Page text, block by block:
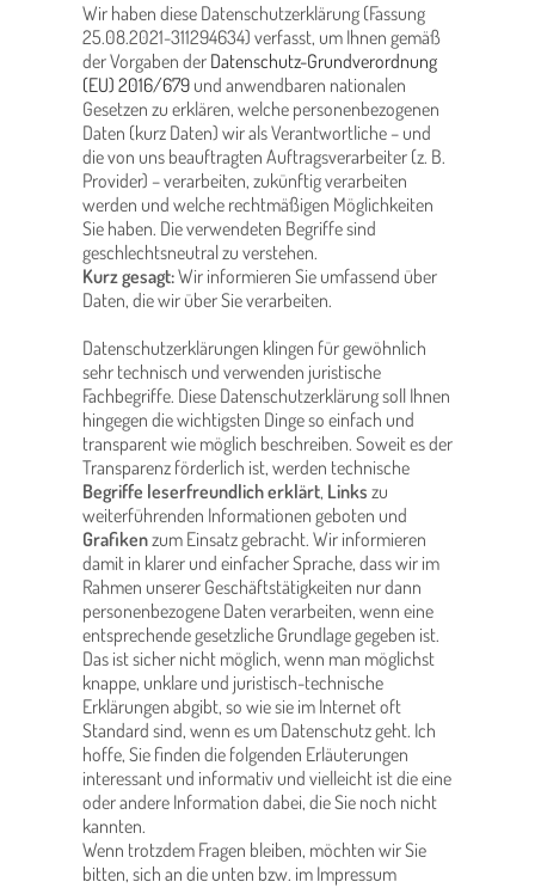
Wir haben diese Datenschutzerklärung (Fassung
25.08.2021-311294634) verfasst, um Ihnen gemäß
der Vorgaben der Datenschutz-Grundverordnung
(EU) 2016/679und anwendbaren nationalen
Gesetzen zu erklären, welche personenbezogenen
Daten (kurz Daten) wir als Verantwortliche – und
die von uns beauftragten Auftragsverarbeiter (z. B.
Provider) – verarbeiten, zukünftig verarbeiten
werden und welche rechtmäßigen Möglichkeiten
Sie haben. Die verwendeten Begriffe sind
geschlechtsneutral zu verstehen.
Kurz gesagt:Wir informieren Sie umfassend über
Daten, die wir über Sie verarbeiten.
Datenschutzerklärungen klingen für gewöhnlich
sehr technisch und verwenden juristische
Fachbegriffe. Diese Datenschutzerklärung soll Ihnen
hingegen die wichtigsten Dinge so einfach und
transparent wie möglich beschreiben. Soweit es der
Transparenz förderlich ist, werden technische
Begriffe leserfreundlich erklärt, Links zu
weiterführenden Informationen geboten und
Grafikenzum Einsatz gebracht. Wir informieren
damit in klarer und einfacher Sprache, dass wir im
Rahmen unserer Geschäftstätigkeiten nur dann
personenbezogene Daten verarbeiten, wenn eine
entsprechende gesetzliche Grundlage gegeben ist.
Das ist sicher nicht möglich, wenn man möglichst
knappe, unklare und juristisch-technische
Erklärungen abgibt, so wie sie im Internet oft
Standard sind, wenn es um Datenschutz geht. Ich
hoffe, Sie finden die folgenden Erläuterungen
interessant und informativ und vielleicht ist die eine
oder andere Information dabei, die Sie noch nicht
kannten.
Wenn trotzdem Fragen bleiben, möchten wir Sie
bitten, sich an die unten bzw. im Impressum